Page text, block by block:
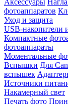
Аксессуары
фотоаппаратов
Уход и защита
USB-накопители
Компактные
фотоаппараты
Моментальные
Вспышки Для
вспышек
Источники
Накамерный свет
Печать фото